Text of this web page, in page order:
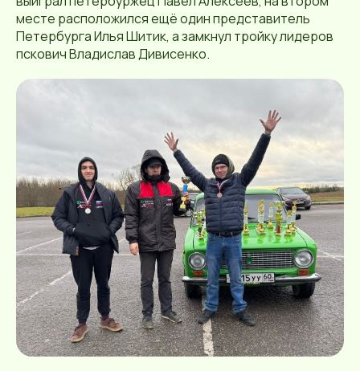
месте расположился ещё один представитель
Петербурга Илья Шитик, а замкнул тройку лидеров
пскович Владислав Дивисенко.